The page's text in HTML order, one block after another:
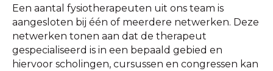
Een aantal fysiotherapeuten uit ons team is
aangesloten bij één of meerdere netwerken. Deze
netwerken tonen aan dat de therapeut
gespecialiseerd is in een bepaald gebied en
hiervoor scholingen, cursussen en congressen kan